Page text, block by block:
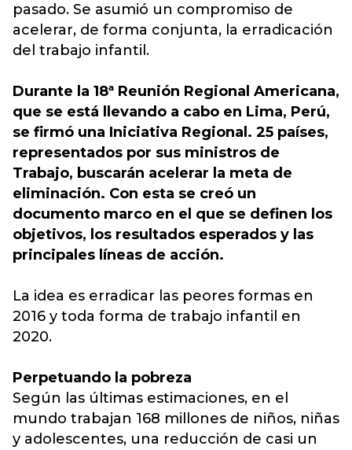
pasado. Se asumió un compromiso de
acelerar, de forma conjunta, la erradicación
del trabajo infantil.
Durante la 18ª Reunión Regional Americana,
que se está llevando a cabo en Lima, Perú,
se firmó una Iniciativa Regional. 25 países,
representados por sus ministros de
Trabajo, buscarán acelerar la meta de
eliminación. Con esta se creó un
documento marco en el que se definen los
objetivos, los resultados esperados y las
principales líneas de acción.
La idea es erradicar las peores formas en
2016 y toda forma de trabajo infantil en
2020.
Perpetuando la pobreza
Según las últimas estimaciones, en el
mundo trabajan 168 millones de niños, niñas
y adolescentes, una reducción de casi un